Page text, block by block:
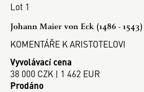
Lot 1
Johann Maier von Eck (1486 - 1543)
KOMENTÁŘE K ARISTOTELOVI
Vyvolávací cena
38 000 CZK | 1 462 EUR
Prodáno